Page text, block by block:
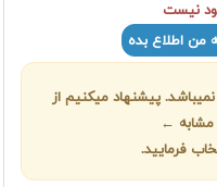
نیست
من اطلاع بده
پیشنهاد میکنیم از
←
فرمایید.